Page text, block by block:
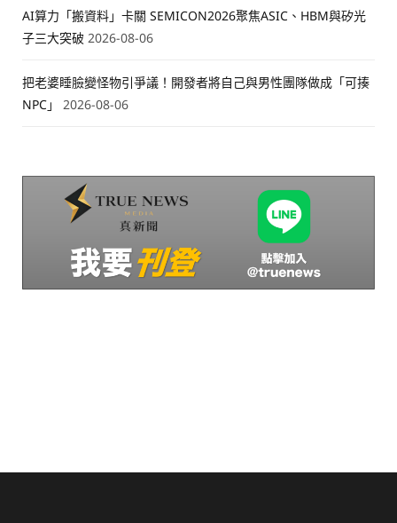
AI算力「搬資料」卡關 SEMICON2026聚焦ASIC、HBM與矽光
子三大突破 2026-08-06
把老婆睡臉變怪物引爭議！開發者將自己與男性團隊做成「可揍
NPC」
2026-08-06